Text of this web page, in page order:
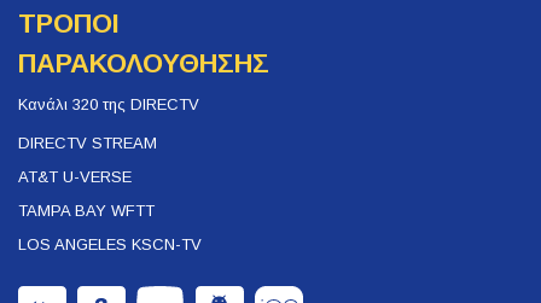
ΤΡΟΠΟΙ
ΠΑΡΑΚΟΛΟΥΘΗΣΗΣ
Κανάλι 320 της DIRECTV
DIRECTV STREAM
AT&T U-VERSE
TAMPA BAY WFTT
LOS ANGELES KSCN-TV